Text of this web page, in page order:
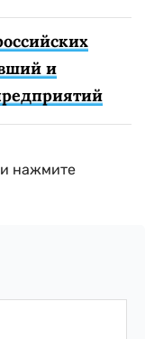
и
нажмите